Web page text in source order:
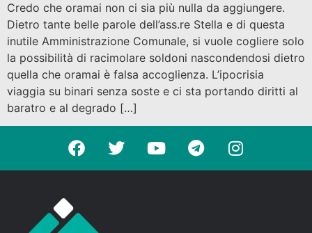
Credo che oramai non ci sia più nulla da aggiungere.
Dietro tante belle parole dell’ass.re Stella e di questa
inutile Amministrazione Comunale, si vuole cogliere solo
la possibilità di racimolare soldoni nascondendosi dietro
quella che oramai è falsa accoglienza. L’ipocrisia
viaggia su binari senza soste e ci sta portando diritti al
baratro e al degrado […]